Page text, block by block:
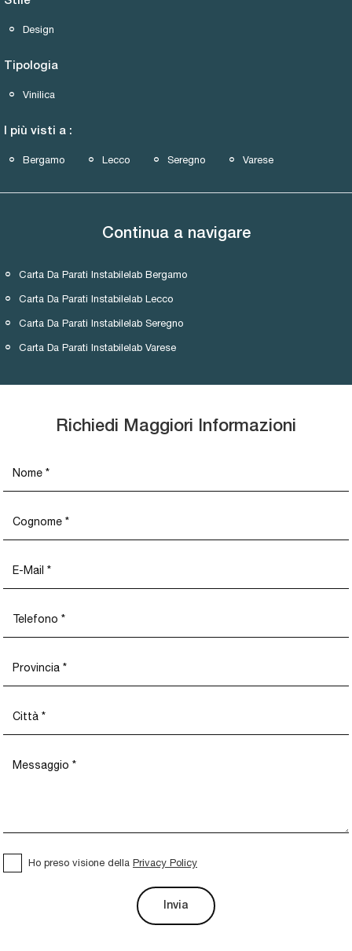
Design
Tipologia
Vinilica
I più visti a :
Bergamo Lecco Seregno Varese
Continua a navigare
Carta Da Parati Instabilelab Bergamo
Carta Da Parati Instabilelab Lecco
Carta Da Parati Instabilelab Seregno
Carta Da Parati Instabilelab Varese
Richiedi Maggiori Informazioni
Ho preso visione della Privacy Policy
Invia